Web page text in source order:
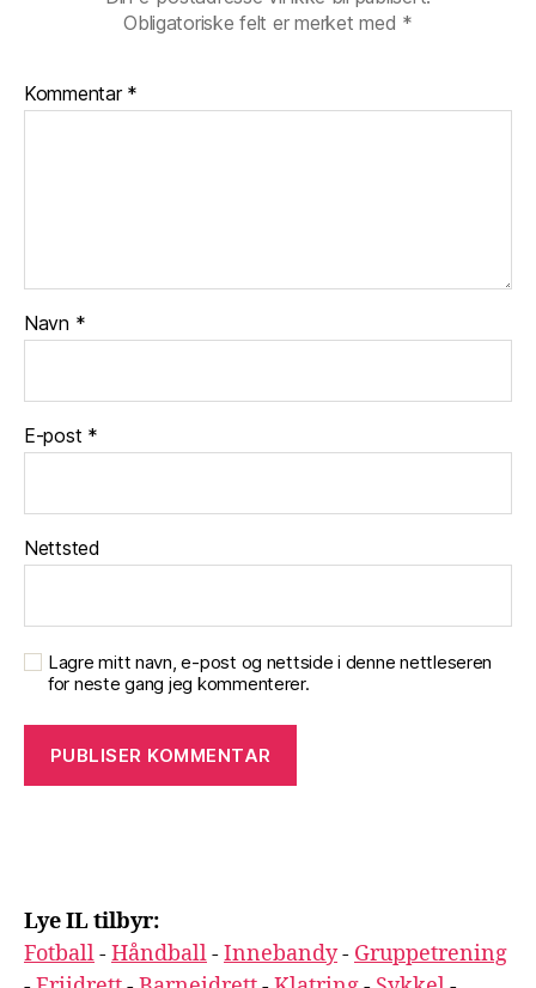
Obligatoriske felt er merket med *
Kommentar *
Navn *
E-post *
Nettsted
Lagre mitt navn, e-post og nettside i denne nettleseren
for neste gang jeg kommenterer.
Lye IL tilbyr:
Fotball-Håndball-Innebandy- Gruppetrening